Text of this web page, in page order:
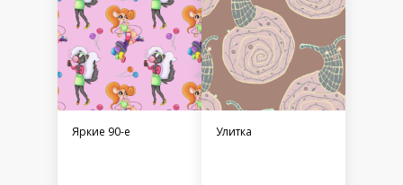
Яркие 90-е Улитка